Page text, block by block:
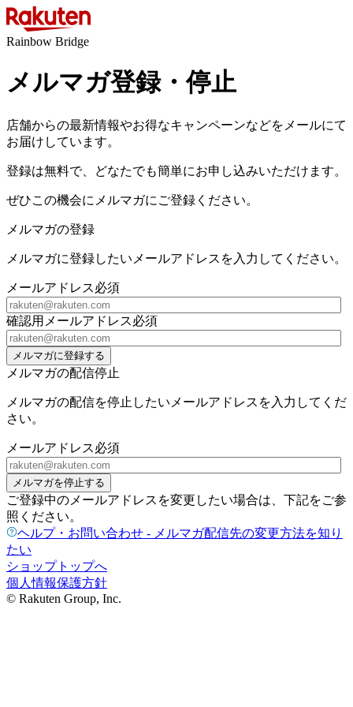
Rainbow Bridge
メルマガ登録・停止
店舗からの最新情報やお得なキャンペーンなどをメールにて
お届けしています。
登録は無料で、どなたでも簡単にお申し込みいただけます。
ぜひこの機会にメルマガにご登録ください。
メルマガの登録
メルマガに登録したいメールアドレスを入力してください。
メールアドレス必須
確認用メールアドレス必須
メルマガに登録する
メルマガの配信停止
メルマガの配信を停止したいメールアドレスを入力してくだ
さい。
メールアドレス必須
メルマガを停止する
ご登録中のメールアドレスを変更したい場合は、下記をご参
照ください。
ヘルプ・お問い合わせ - メルマガ配信先の変更方法を知り
たい
ショップトップへ
個人情報保護方針
© Rakuten Group, Inc.